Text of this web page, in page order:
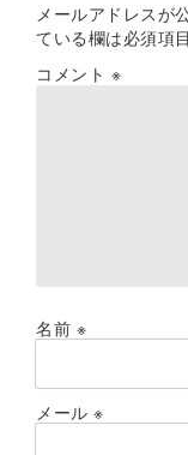
メールアドレスが
ている欄は必須項
コメント ※
名前 ※
メール ※